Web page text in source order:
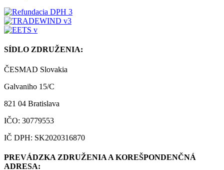
SÍDLO ZDRUŽENIA:
ČESMAD Slovakia
Galvaniho 15/C
821 04 Bratislava
IČO: 30779553
IČ DPH: SK2020316870
PREVÁDZKA ZDRUŽENIA A KOREŠPONDENČNÁ
ADRESA: